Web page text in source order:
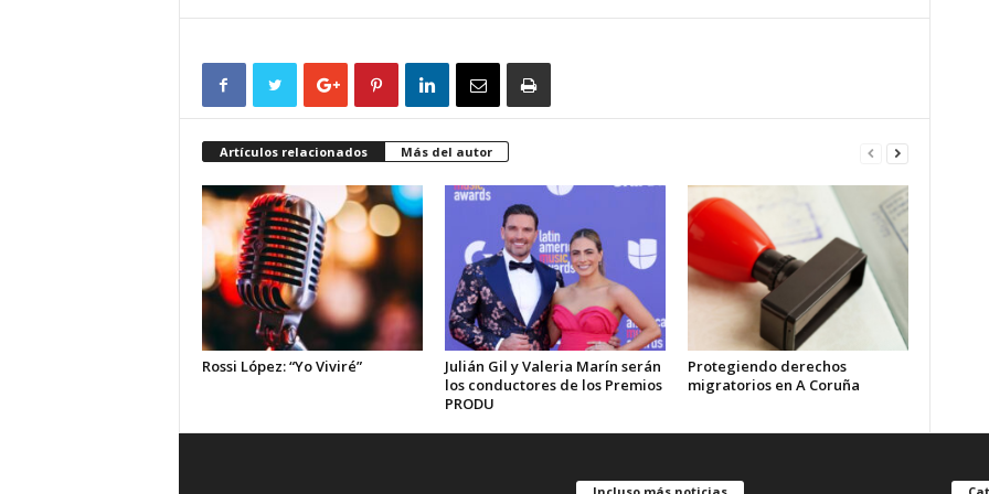
Artículos relacionados Más del autor
Rossi López: “Yo Viviré”
Julián Gil y Valeria Marín serán
los conductores de los Premios
PRODU
Protegiendo derechos
migratorios en A Coruña